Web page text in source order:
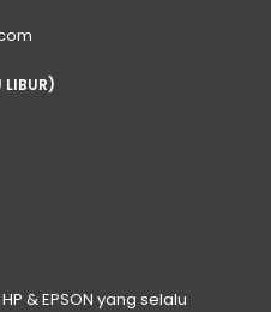
& EPSON yang selalu